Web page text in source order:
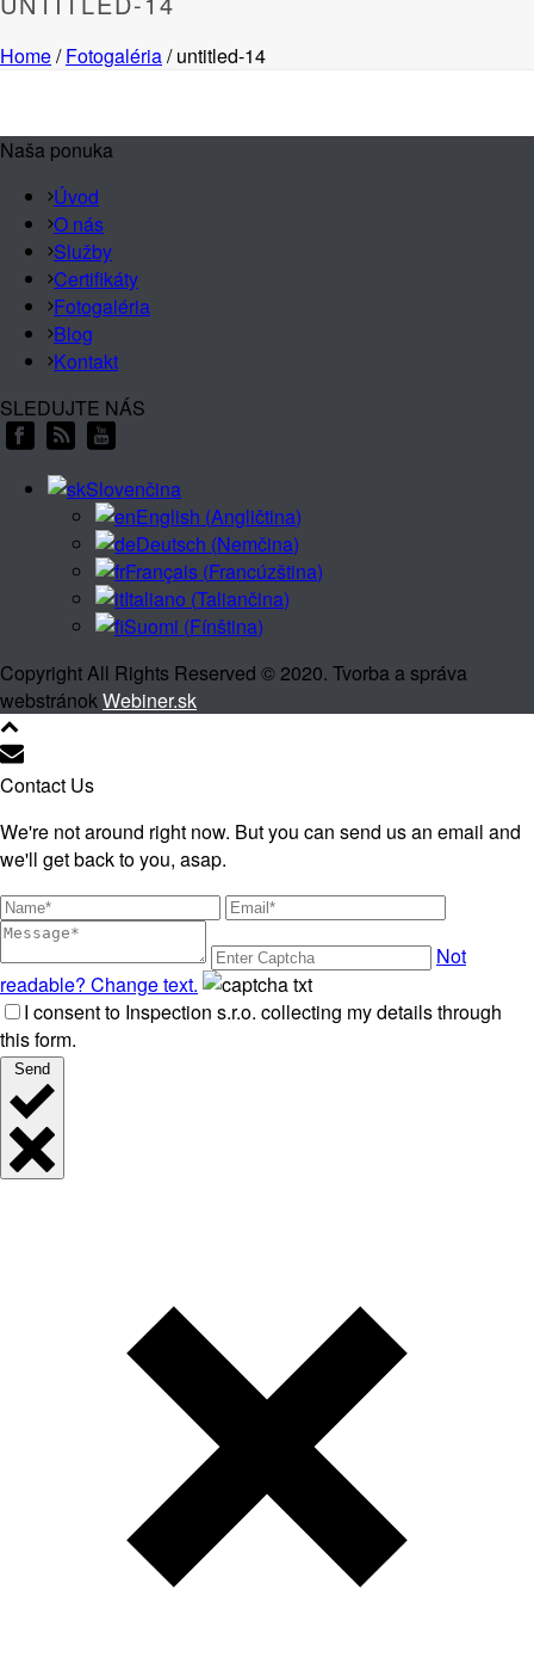
Home/Fotogaléria/ untitled-14
Naša ponuka
Úvod
O nás
Služby
Certifikáty
Fotogaléria
Blog
Kontakt
SLEDUJTE NÁS
Slovenčina
English (Angličtina)
Deutsch (Nemčina)
Français (Francúzština)
Italiano (Taliančina)
Suomi (Fínština)
Copyright All Rights Reserved © 2020. Tvorba a správa
webstránokWebiner.sk
Contact Us
We're not around right now. But you can send us an email and
we'll get back to you, asap.
Not
readable? Change text.
I consent to Inspection s.r.o. collecting my details through
this form.
Send